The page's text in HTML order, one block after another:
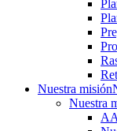
Nuestra misión
Nuestra